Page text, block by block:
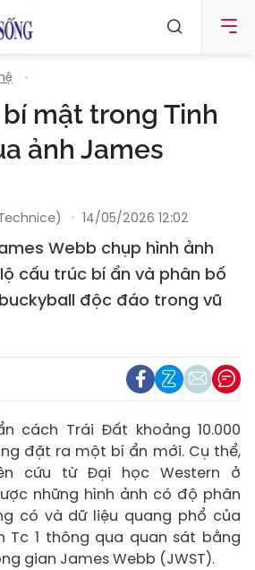
mật trong Tinh
ảnh James
14/05/2026 12:02
Webb chụp hình ảnh
cấu trúc bí ẩn và phân bố
độc đáo trong vũ
cách Trái Đất khoảng 10.000
đặt ra một bí ẩn mới. Cụ thể,
cứu từ Đại học Western ở
những hình ảnh có độ phân
có và dữ liệu quang phổ của
Tc 1 thông qua quan sát bằng
gian James Webb (JWST).